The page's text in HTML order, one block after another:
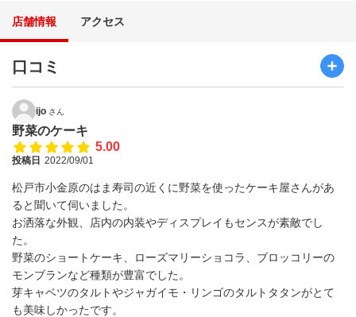
店舗情報 アクセス
口コミ
ijo さん
野菜のケーキ
5.00
投稿日 2022/09/01
松戸市小金原のはま寿司の近くに野菜を使ったケーキ屋さんがあ
ると聞いて伺いました。
お洒落な外観、店内の内装やディスプレイもセンスが素敵でし
た。
野菜のショートケーキ、ローズマリーショコラ、ブロッコリーの
モンブランなど種類が豊富でした。
芽キャベツのタルトやジャガイモ・リンゴのタルトタタンがとて
も美味しかったです。